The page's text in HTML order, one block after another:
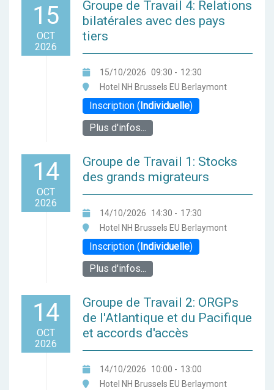
15
OCT
2026
Groupe de Travail 4: Relations
bilatérales avec des pays
tiers
15/10/2026 09:30 - 12:30
Hotel NH Brussels EU Berlaymont
Inscription ( Individuelle)
Plus d'infos...
14
OCT
2026
Groupe de Travail 1: Stocks
des grands migrateurs
14/10/2026 14:30 - 17:30
Hotel NH Brussels EU Berlaymont
Inscription ( Individuelle)
Plus d'infos...
14
OCT
2026
Groupe de Travail 2: ORGPs
de l'Atlantique et du Pacifique
et accords d'accès
14/10/2026 10:00 - 13:00
Hotel NH Brussels EU Berlaymont